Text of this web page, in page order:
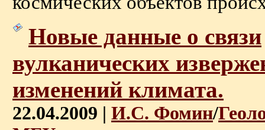
Новые данные о связи
вулканических
изменений климата.
22.04.2009 | И.С. Фомин/